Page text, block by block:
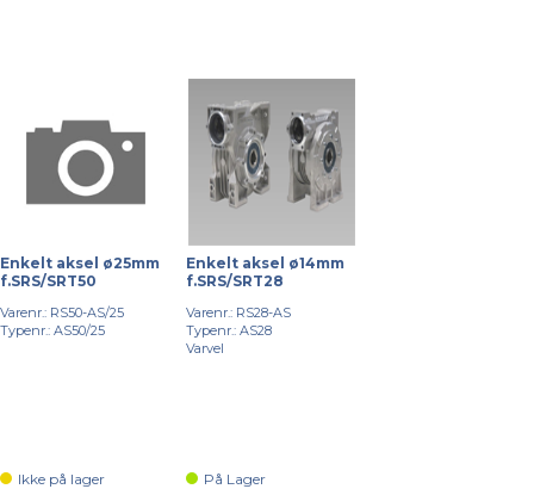
Enkelt aksel ø25mm
f.SRS/SRT50
Varenr.: RS50-AS/25
Typenr.: AS50/25
Ikke på lager
Enkelt aksel ø14mm
f.SRS/SRT28
Varenr.: RS28-AS
Typenr.: AS28
Varvel
På Lager